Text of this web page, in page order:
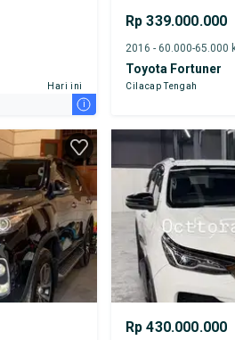
Hari ini
i
Rp 339.000.000
Toyota Fortuner
Cilacap Tengah
Rp 430.000.000